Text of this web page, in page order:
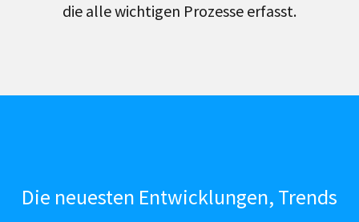
die alle wichtigen Prozesse erfasst.
Die neuesten Entwicklungen, Trends